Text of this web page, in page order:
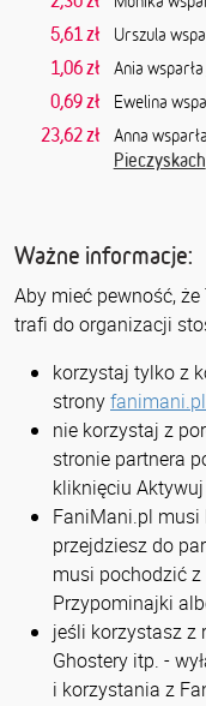
5,61 zł
Urszula
1,06 zł
Ania wsparła
0,69 zł
Ewelina
23,62 zł
Anna wsparła
Pieczyskach
Ważne informacje:
Aby mieć pewność,
trafi do organizacji
korzystaj tylko z
strony
nie korzystaj z
stronie partnera
kliknięciu
FaniMani.pl musi
przejdziesz do
musi pochodzić
Przypominajki
jeśli korzystasz z
Ghostery itp. -
i korzystania z